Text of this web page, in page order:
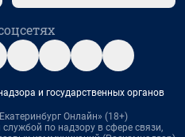
и государственных органов
Онлайн» (18+)
по надзору в сфере связи,